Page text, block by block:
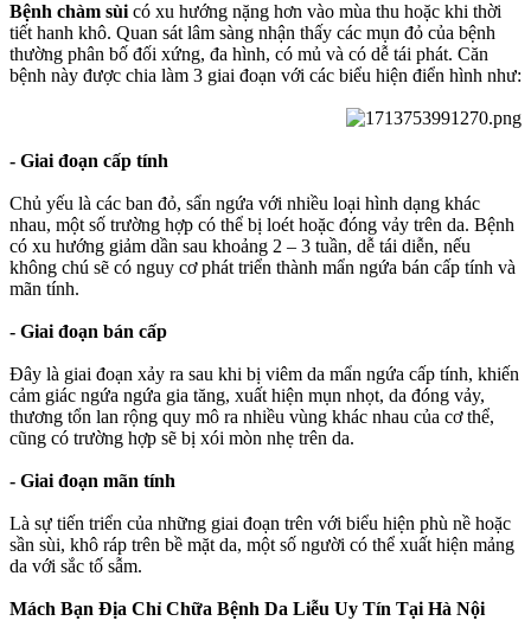
Bệnh chàm sùi có xu hướng nặng hơn vào mùa thu hoặc khi thời
tiết hanh khô. Quan sát lâm sàng nhận thấy các mụn đỏ của bệnh
thường phân bố đối xứng, đa hình, có mủ và có dễ tái phát. Căn
bệnh này được chia làm 3 giai đoạn với các biểu hiện điển hình như:
- Giai đoạn cấp tính
Chủ yếu là các ban đỏ, sẩn ngứa với nhiều loại hình dạng khác
nhau, một số trường hợp có thể bị loét hoặc đóng vảy trên da. Bệnh
có xu hướng giảm dần sau khoảng 2 – 3 tuần, dễ tái diễn, nếu
không chú sẽ có nguy cơ phát triển thành mẩn ngứa bán cấp tính và
mãn tính.
- Giai đoạn bán cấp
Đây là giai đoạn xảy ra sau khi bị viêm da mẩn ngứa cấp tính, khiến
cảm giác ngứa ngứa gia tăng, xuất hiện mụn nhọt, da đóng vảy,
thương tổn lan rộng quy mô ra nhiều vùng khác nhau của cơ thể,
cũng có trường hợp sẽ bị xói mòn nhẹ trên da.
- Giai đoạn mãn tính
Là sự tiến triển của những giai đoạn trên với biểu hiện phù nề hoặc
sần sùi, khô ráp trên bề mặt da, một số người có thể xuất hiện mảng
da với sắc tố sẫm.
Mách Bạn Địa Chỉ Chữa Bệnh Da Liễu Uy Tín Tại Hà Nội